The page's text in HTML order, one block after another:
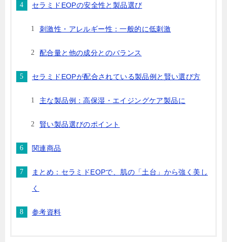
セラミドEOPの安全性と製品選び
刺激性・アレルギー性：一般的に低刺激
配合量と他の成分とのバランス
セラミドEOPが配合されている製品例と賢い選び方
主な製品例：高保湿・エイジングケア製品に
賢い製品選びのポイント
関連商品
まとめ：セラミドEOPで、肌の「土台」から強く美し
く
参考資料